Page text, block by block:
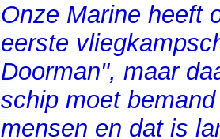
Onze Marine heeft
eerste
Doorman", maar
schip moet
mensen en dat is